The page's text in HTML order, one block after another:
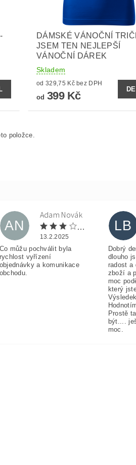
DÁMSKÉ VÁNOČNÍ
JSEM TEN NEJLEPŠÍ
VÁNOČNÍ DÁREK
Skladem
od 329,75 Kč bez DPH
od 399 Kč
položce.
AN
Adam Novák
13.2.2025
Co můžu pochválit byla
rychlost vyřízení
objednávky a komunikace
obchodu.
LB
Dobrý
dlouho
radost a
zboží a
moc
který
Prostě
být....
moc.